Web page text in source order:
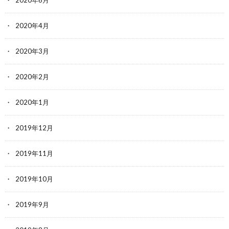
2020年4月
2020年3月
2020年2月
2020年1月
2019年12月
2019年11月
2019年10月
2019年9月